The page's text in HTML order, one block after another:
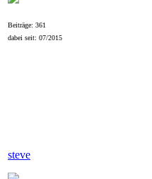
Beiträge: 361
dabei seit: 07/2015
steve